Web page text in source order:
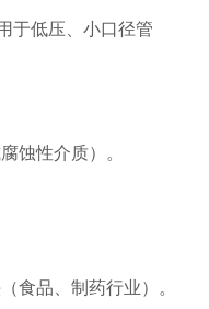
于低压、小口径管
蚀性介质）。
食品、制药行业）。